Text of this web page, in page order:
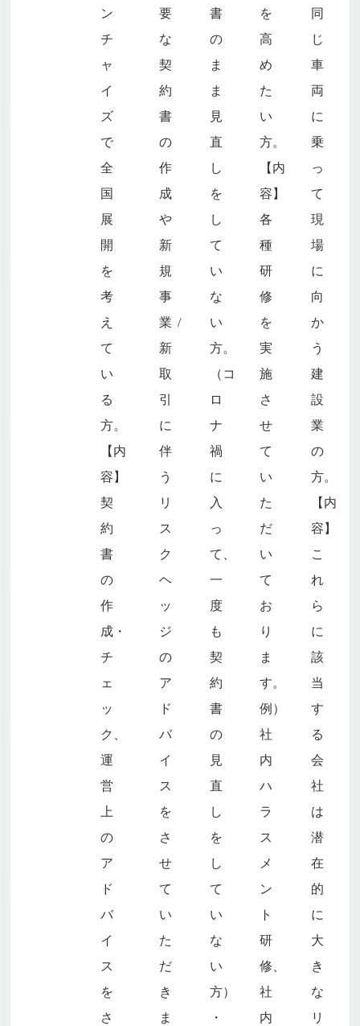
ン
チ
ャ
イ
ズ
で
全
国
展
開
を
考
え
て
い
る
方。
【内
容】
契
約
書
の
作
成・
チ
ェ
ッ
ク、
運
営
上
の
ア
ド
バ
イ
ス
を
さ
要
な
契
約
書
の
作
成
や
新
規
事
業/
新
取
引
に
伴
う
リ
ス
ク
ヘ
ッ
ジ
の
ア
ド
バ
イ
ス
を
さ
せ
て
い
た
だ
き
ま
書
の
ま
ま
見
直
し
を
し
て
い
な
い
方。
（コ
ロ
ナ
禍
に
入
っ
て、
一
度
も
契
約
書
の
見
直
し
を
し
て
い
な
い
方）
・
を
高
め
た
い
方。
【内
容】
各
種
研
修
を
実
施
さ
せ
て
い
た
だ
い
て
お
り
ま
す。
例）
社
内
ハ
ラ
ス
メ
ン
ト
研
修、
社
内
同
じ
車
両
に
乗
っ
て
現
場
に
向
か
う
建
設
業
の
方。
【内
容】
こ
れ
ら
に
該
当
す
る
会
社
は
潜
在
的
に
大
き
な
リ